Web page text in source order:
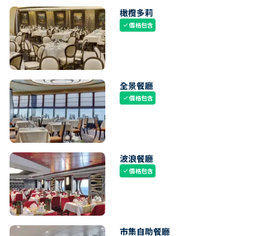
橄欖多莉
check價格包含
全景餐廳
check價格包含
波浪餐廳
check價格包含
市集自助餐廳